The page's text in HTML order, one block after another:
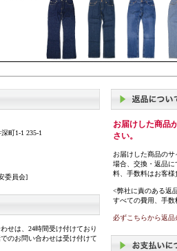
町1-1 235-1
委員会]
せは、24時間受け付けており
のお問い合わせは受け付けて
お届けした商品
さい。
お届けした商品の
場合、交換・返品
料、手数料はお客
<弊社に責のある返
すべての費用、手
必ずこちらから返